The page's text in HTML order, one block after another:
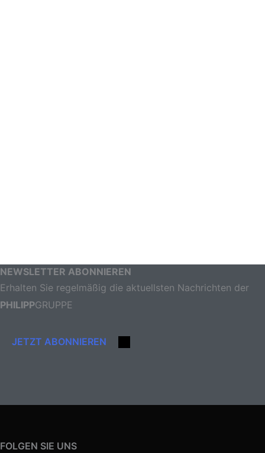
NEWSLETTER ABONNIEREN
Erhalten Sie regelmäßig die aktuellsten Nachrichten der
PHILIPPGRUPPE
JETZT ABONNIEREN
FOLGEN SIE UNS